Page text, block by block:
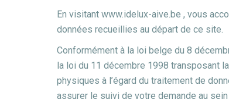
En visitant www.idelux-aive.be , vous
données recueillies au départ de ce site.
Conformément à la loi belge du 8
la loi du 11 décembre 1998 transposant
physiques à l’égard du traitement de
assurer le suivi de votre demande au